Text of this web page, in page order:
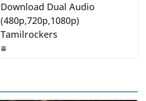
Download Dual Audio
(480p,720p,1080p)
Tamilrockers